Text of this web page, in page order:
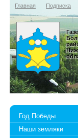
Главная Подписка
Год Победы
Наши земляки